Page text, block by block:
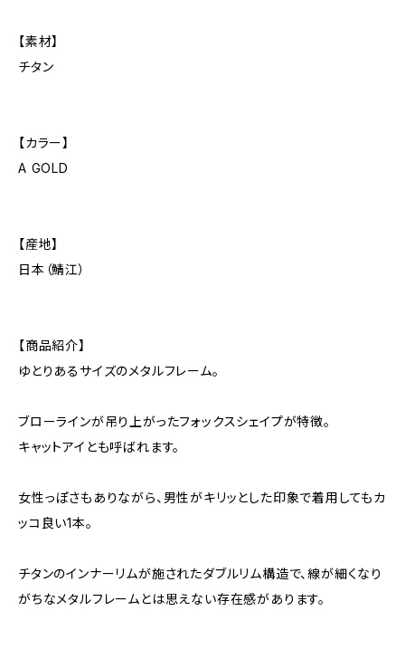
【素材】
チタン
【カラー】
A GOLD
【産地】
日本（鯖江）
【商品紹介】
ゆとりあるサイズのメタルフレーム。
ブローラインが吊り上がったフォックスシェイプが特徴。
キャットアイとも呼ばれます。
女性っぽさもありながら、男性がキリッとした印象で着用してもカ
ッコ良い1本。
チタンのインナーリムが施されたダブルリム構造で、線が細くなり
がちなメタルフレームとは思えない存在感があります。